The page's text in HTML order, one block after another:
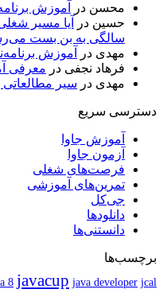
محسن در
آموزش
حسین در
سالگی به بن بست
مهدی در
آموزش
فرهاد نجفی در معرفی
مهدی در سیر
دسترسی سریع
آموزش جاوا
آزمون جاوا
فرصت‌های شغلی
تمرین‌های آموزشی
جی‌کل
دانلودها
دانستنی‌ها
برچسب‌ها
8 javacup java developer jcal